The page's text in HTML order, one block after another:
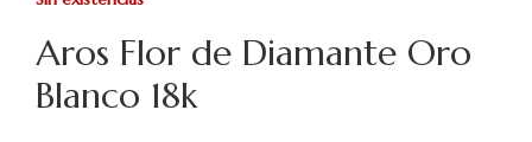
Aros Flor de Diamante Oro
Blanco 18k